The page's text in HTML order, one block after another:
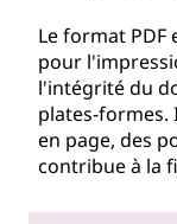
Le format
pour
l'intégrité du
plates-formes.
en page, des
contribue à la